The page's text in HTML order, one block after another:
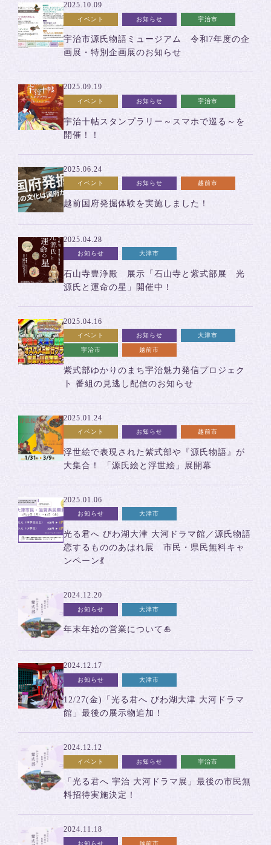
2025.10.09
イベント お知らせ 宇治市
宇治市源氏物語ミュージアム 令和7年度の企
画展・特別企画展のお知らせ
2025.09.19
イベント お知らせ 宇治市
宇治十帖スタンプラリー～スマホで巡る～を
開催！！
2025.06.24
イベント お知らせ 越前市
越前国府発掘体験を実施しました！
2025.04.28
お知らせ 大津市
石山寺豊浄殿 展示「石山寺と紫式部展 光
源氏と運命の星」開催中！
2025.04.16
イベント お知らせ 大津市
宇治市 越前市
紫式部ゆかりのまち宇治魅力発信プロジェク
ト 番組の見逃し配信のお知らせ
2025.01.24
イベント お知らせ 越前市
浮世絵で表現された紫式部や『源氏物語』が
大集合！ 「源氏絵と浮世絵」展開幕
2025.01.06
お知らせ 大津市
光る君へ びわ湖大津 大河ドラマ館／源氏物語
恋するもののあはれ展 市民・県民無料キャ
ンペーン💃
2024.12.20
お知らせ 大津市
年末年始の営業について🎍
2024.12.17
お知らせ 大津市
12/27(金)「光る君へ びわ湖大津 大河ドラマ
館」最後の展示物追加！
2024.12.12
イベント お知らせ 宇治市
「光る君へ 宇治 大河ドラマ展」最後の市民無
料招待実施決定！
2024.11.18
お知らせ 越前市